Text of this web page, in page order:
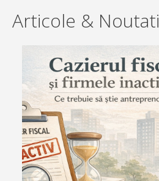
Articole & Noutati